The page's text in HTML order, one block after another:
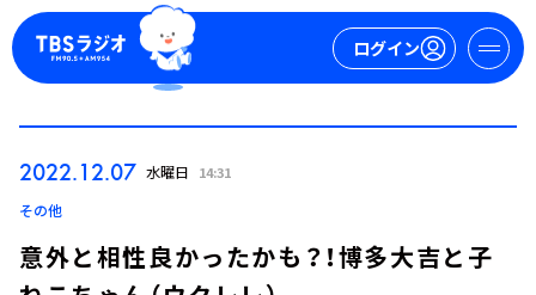
ログイン
2022.12.07 水曜日 14:31
その他
意外と相性良かったかも？！博多大吉と子